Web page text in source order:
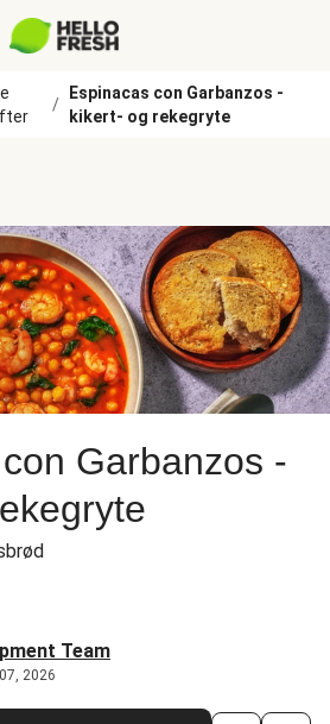
/
Espinacas con Garbanzos -
kikert- og rekegryte
Garbanzos -
Team
2026